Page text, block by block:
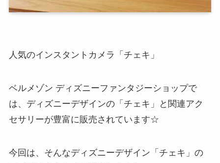
人気のインスタントカメラ「チェキ」
ベルメゾン ディズニーファンタジーショップで
は、ディズニーデザインの「チェキ」と関連アク
セサリーが豊富に販売されています☆
今回は、そんなディズニーデザイン「チェキ」の